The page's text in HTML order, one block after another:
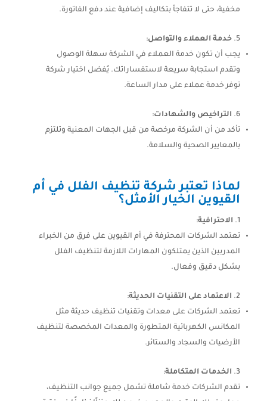
مخفية، حتى لا تتفاجأ بتكاليف إضافية عند دفع الفاتورة.
خدمة العملاء والتواصل:
يجب أن تكون خدمة العملاء في الشركة سهلة الوصول
وتقدم استجابة سريعة لاستفساراتك. يُفضل اختيار شركة
توفر خدمة عملاء على مدار الساعة.
التراخيص والشهادات:
تأكد من أن الشركة مرخصة من قبل الجهات المعنية وتلتزم
بالمعايير الصحية والسلامة.
لماذا تعتبر شركة تنظيف الفلل في أم
القيوين الخيار الأمثل؟
الاحترافية:
تعتمد الشركات المحترفة في أم القيوين على فرق من الخبراء
المدربين الذين يمتلكون المهارات اللازمة لتنظيف الفلل
بشكل دقيق وفعال.
الاعتماد على التقنيات الحديثة:
تعتمد الشركات على معدات وتقنيات تنظيف حديثة مثل
المكانس الكهربائية المتطورة والمعدات المخصصة لتنظيف
الأرضيات والسجاد والستائر.
الخدمات المتكاملة:
تقدم الشركات خدمة شاملة تشمل جميع جوانب التنظيف،